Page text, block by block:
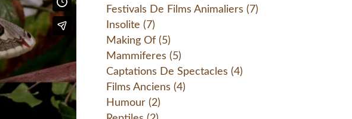
Festivals De Films Animaliers (7)
Insolite (7)
Making Of (5)
Mammiferes (5)
Captations De Spectacles (4)
Films Anciens (4)
Humour (2)